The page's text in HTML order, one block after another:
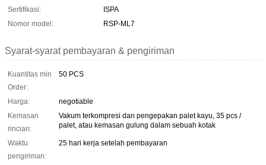
Sertifikasi:
ISPA
Nomor model:
RSP-ML7
Syarat-syarat pembayaran & pengiriman
Kuantitas min
Order:
50 PCS
Harga:
negotiable
Kemasan
rincian:
Vakum terkompresi dan pengepakan palet kayu, 35 pcs /
palet, atau kemasan gulung dalam sebuah kotak
Waktu
pengiriman:
25 hari kerja setelah pembayaran